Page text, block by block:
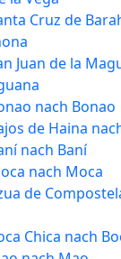
Cruz de
Juan de la
nach Bonao
de Haina
nach Baní
nach Moca
de
Chica nach